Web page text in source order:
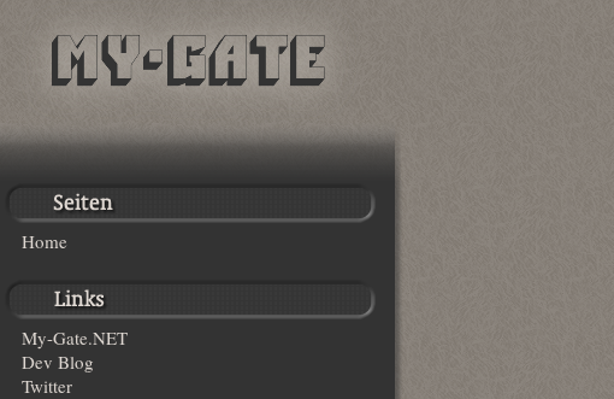
Home
My-Gate.NET
Dev Blog
Twitter